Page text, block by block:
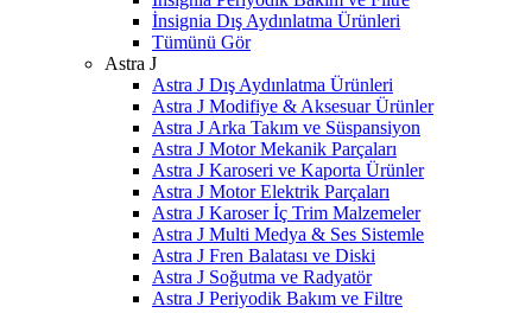
İnsignia Dış Aydınlatma Ürünleri
Tümünü Gör
Astra J
Astra J Dış Aydınlatma Ürünleri
Astra J Modifiye & Aksesuar Ürünler
Astra J Arka Takım ve Süspansiyon
Astra J Motor Mekanik Parçaları
Astra J Karoseri ve Kaporta Ürünler
Astra J Motor Elektrik Parçaları
Astra J Karoser İç Trim Malzemeler
Astra J Multi Medya & Ses Sistemle
Astra J Fren Balatası ve Diski
Astra J Soğutma ve Radyatör
Astra J Periyodik Bakım ve Filtre